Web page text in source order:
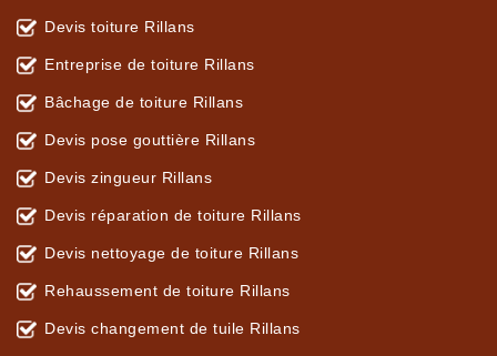
Devis toiture Rillans
Entreprise de toiture Rillans
Bâchage de toiture Rillans
Devis pose gouttière Rillans
Devis zingueur Rillans
Devis réparation de toiture Rillans
Devis nettoyage de toiture Rillans
Rehaussement de toiture Rillans
Devis changement de tuile Rillans